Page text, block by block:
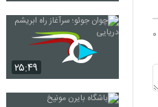
۰
۲۵:۴۹